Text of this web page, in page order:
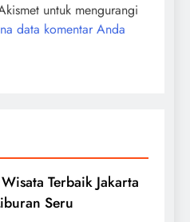
untuk mengurangi
data komentar Anda
Terbaik Jakarta
Seru